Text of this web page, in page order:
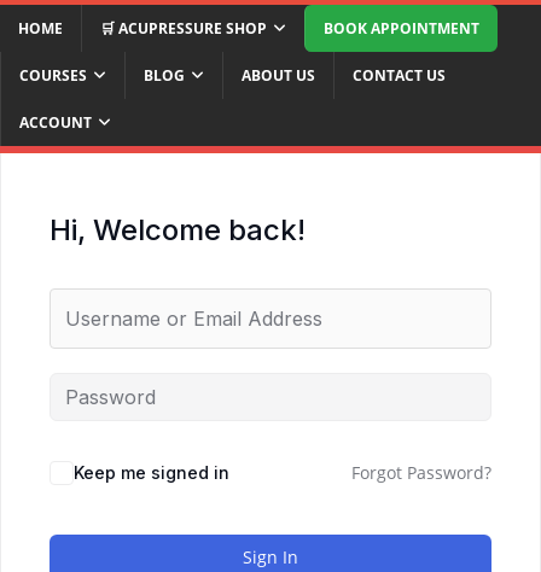
HOME 🛒 ACUPRESSURE SHOP BOOK APPOINTMENT
COURSES BLOG ABOUT US CONTACT US
ACCOUNT
Hi, Welcome back!
Keep me signed in Forgot Password?
Sign In